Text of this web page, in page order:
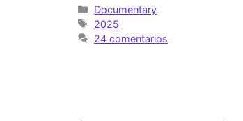
Documentary
2025
24 comentarios